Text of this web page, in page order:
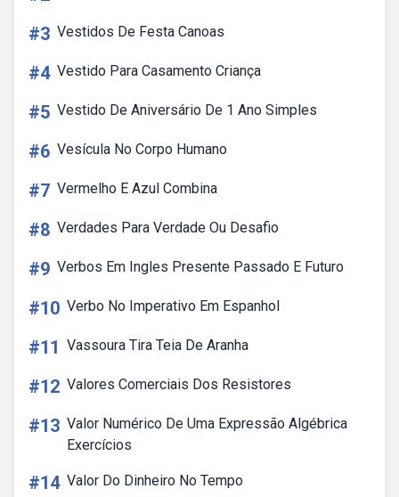
#3 Vestidos De Festa Canoas
#4 Vestido Para Casamento Criança
#5 Vestido De Aniversário De 1 Ano Simples
#6 Vesícula No Corpo Humano
#7 Vermelho E Azul Combina
#8 Verdades Para Verdade Ou Desafio
#9 Verbos Em Ingles Presente Passado E Futuro
#10 Verbo No Imperativo Em Espanhol
#11 Vassoura Tira Teia De Aranha
#12 Valores Comerciais Dos Resistores
#13 Valor Numérico De Uma Expressão Algébrica
Exercícios
#14 Valor Do Dinheiro No Tempo